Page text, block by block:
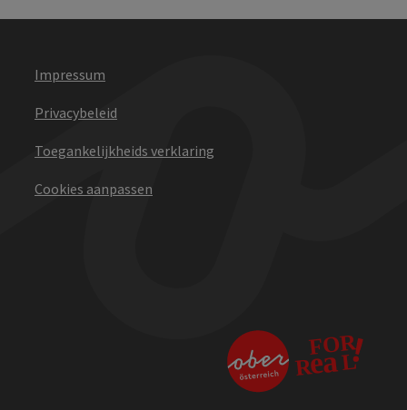
Impressum
Privacybeleid
Toegankelijkheids verklaring
Cookies aanpassen